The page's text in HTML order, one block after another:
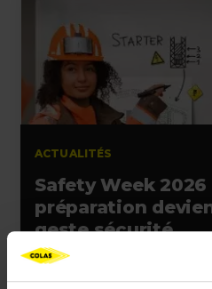
ACTUALITÉS
Safety Week
préparation
geste sécurité